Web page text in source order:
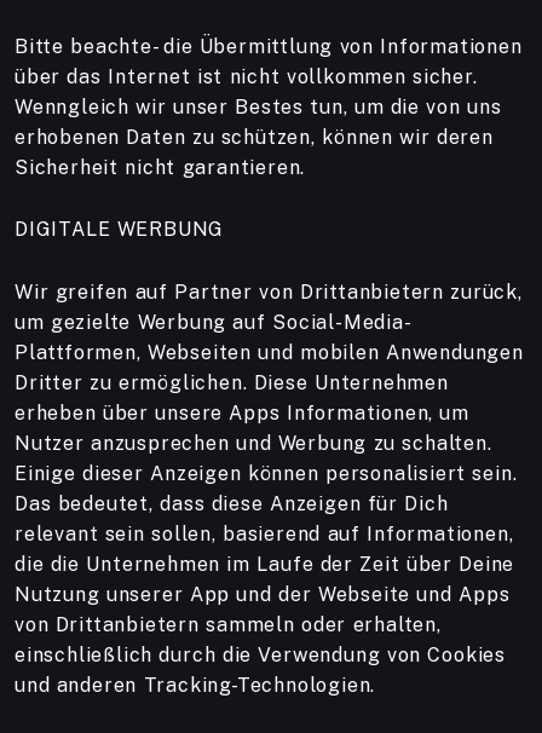
Bitte beachte- die Übermittlung von Informationen
über das Internet ist nicht vollkommen sicher.
Wenngleich wir unser Bestes tun, um die von uns
erhobenen Daten zu schützen, können wir deren
Sicherheit nicht garantieren.
DIGITALE WERBUNG
Wir greifen auf Partner von Drittanbietern zurück,
um gezielte Werbung auf Social-Media-
Plattformen, Webseiten und mobilen Anwendungen
Dritter zu ermöglichen. Diese Unternehmen
erheben über unsere Apps Informationen, um
Nutzer anzusprechen und Werbung zu schalten.
Einige dieser Anzeigen können personalisiert sein.
Das bedeutet, dass diese Anzeigen für Dich
relevant sein sollen, basierend auf Informationen,
die die Unternehmen im Laufe der Zeit über Deine
Nutzung unserer App und der Webseite und Apps
von Drittanbietern sammeln oder erhalten,
einschließlich durch die Verwendung von Cookies
und anderen Tracking-Technologien.